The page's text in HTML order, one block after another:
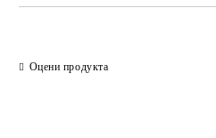
Оцени продукта